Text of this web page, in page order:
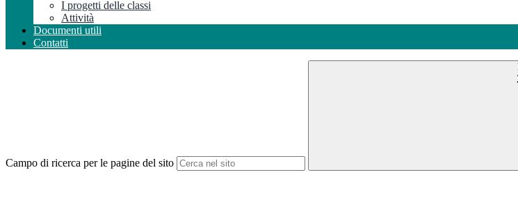
I progetti delle classi
Attività
Documenti utili
Contatti
Campo di ricerca per le pagine del sito